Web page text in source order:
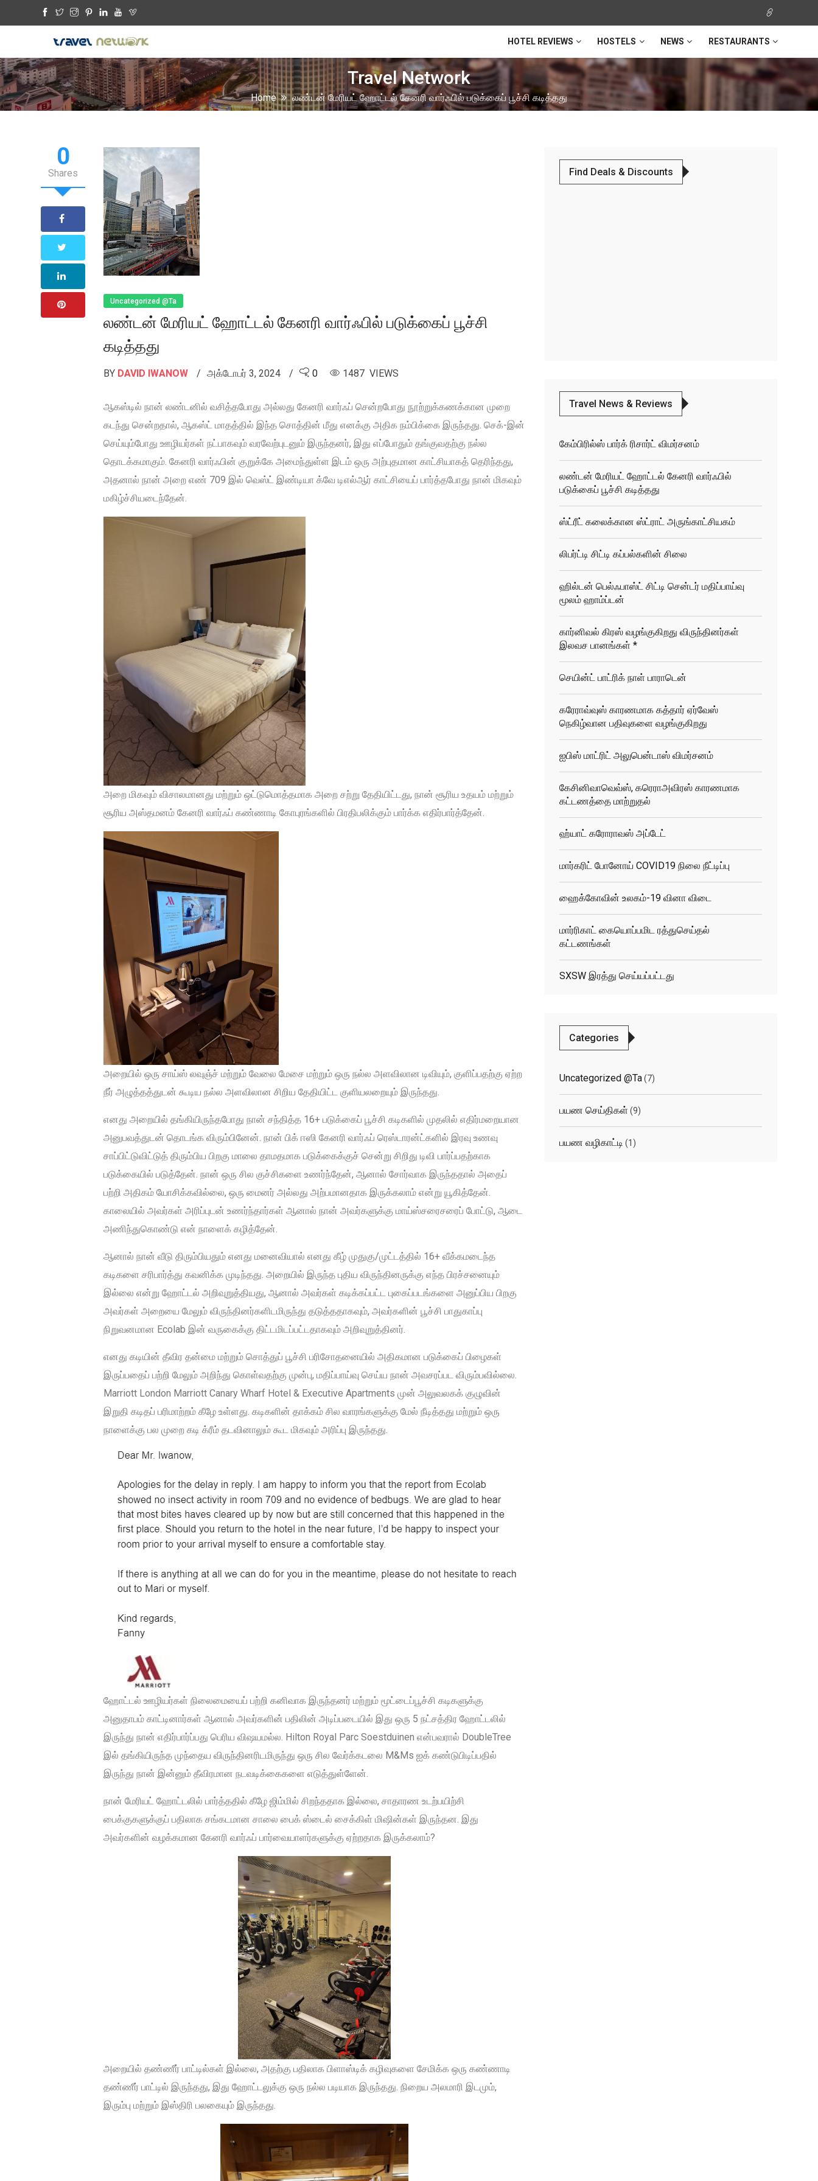
HOTEL REVIEWS HOSTELS NEWS RESTAURANTS
Travel Network
Home லண்டன் மேரியட் ஹோட்டல் கேனரி வார்ஃபில் படுக்கைப் பூச்சி கடித்தது
0
Shares
Uncategorized @ta
லண்டன் மேரியட் ஹோட்டல் கேனரி வார்ஃபில் படுக்கைப் பூச்சி
கடித்தது
BY DAVID IWANOW அக்டோபர் 3, 2024 0 1487 VIEWS
ஆகஸ்டில் நான் லண்டனில் வசித்தபோது அல்லது கேனரி வார்ஃப் சென்றபோது நூற்றுக்கணக்கான முறை
கடந்து சென்றதால், ஆகஸ்ட் மாதத்தில் இந்த சொத்தின் மீது எனக்கு அதிக நம்பிக்கை இருந்தது. செக்-இன்
செய்யும்போது ஊழியர்கள் நட்பாகவும் வரவேற்புடனும் இருந்தனர், இது எப்போதும் தங்குவதற்கு நல்ல
தொடக்கமாகும். கேனரி வார்ஃபின் குறுக்கே அமைந்துள்ள இடம் ஒரு அற்புதமான காட்சியாகத் தெரிந்தது,
அதனால் நான் அறை எண் 709 இல் வெஸ்ட் இண்டியா க்வே டிஎல்ஆர் காட்சியைப் பார்த்தபோது நான் மிகவும்
மகிழ்ச்சியடைந்தேன்.
அறை மிகவும் விசாலமானது மற்றும் ஒட்டுமொத்தமாக அறை சற்று தேதியிட்டது, நான் சூரிய உதயம் மற்றும்
சூரிய அஸ்தமனம் கேனரி வார்ஃப் கண்ணாடி கோபுரங்களில் பிரதிபலிக்கும் பார்க்க எதிர்பார்த்தேன்.
அறையில் ஒரு சாய்ஸ் லவுஞ்ச் மற்றும் வேலை மேசை மற்றும் ஒரு நல்ல அளவிலான டிவியும், குளிப்பதற்கு ஏற்ற
நீர் அழுத்தத்துடன் கூடிய நல்ல அளவிலான சிறிய தேதியிட்ட குளியலறையும் இருந்தது.
எனது அறையில் தங்கியிருந்தபோது நான் சந்தித்த 16+ படுக்கைப் பூச்சி கடிகளில் முதலில் எதிர்மறையான
அனுபவத்துடன் தொடங்க விரும்பினேன். நான் பிக் ஈஸி கேனரி வார்ஃப் ரெஸ்டாரன்ட்களில் இரவு உணவு
சாப்பிட்டுவிட்டுத் திரும்பிய பிறகு மாலை தாமதமாக படுக்கைக்குச் சென்று சிறிது டிவி பார்ப்பதற்காக
படுக்கையில் படுத்தேன். நான் ஒரு சில குச்சிகளை உணர்ந்தேன், ஆனால் சோர்வாக இருந்ததால் அதைப்
பற்றி அதிகம் யோசிக்கவில்லை, ஒரு மைனர் அல்லது அற்பமானதாக இருக்கலாம் என்று யூகித்தேன்.
காலையில் அவர்கள் அரிப்புடன் உணர்ந்தார்கள் ஆனால் நான் அவர்களுக்கு மாய்ஸ்சரைசரைப் போட்டு, ஆடை
அணிந்துகொண்டு என் நாளைக் கழித்தேன்.
ஆனால் நான் வீடு திரும்பியதும் எனது மனைவியால் எனது கீழ் முதுகு/முட்டத்தில் 16+ வீக்கமடைந்த
கடிகளை சரிபார்த்து கவனிக்க முடிந்தது. அறையில் இருந்த புதிய விருந்தினருக்கு எந்த பிரச்சனையும்
இல்லை என்று ஹோட்டல் அறிவுறுத்தியது, ஆனால் அவர்கள் கடிக்கப்பட்ட புகைப்படங்களை அனுப்பிய பிறகு
அவர்கள் அறையை மேலும் விருந்தினர்களிடமிருந்து தடுத்ததாகவும், அவர்களின் பூச்சி பாதுகாப்பு
நிறுவனமான Ecolab இன் வருகைக்கு திட்டமிடப்பட்டதாகவும் அறிவுறுத்தினர்.
எனது கடியின் தீவிர தன்மை மற்றும் சொத்துப் பூச்சி பரிசோதனையில் அதிகமான படுக்கைப் பிழைகள்
இருப்பதைப் பற்றி மேலும் அறிந்து கொள்வதற்கு முன்பு, மதிப்பாய்வு செய்ய நான் அவசரப்பட விரும்பவில்லை.
Marriott London Marriott Canary Wharf Hotel & Executive Apartments முன் அலுவலகக் குழுவின்
இறுதி கடிதப் பரிமாற்றம் கீழே உள்ளது. கடிகளின் தாக்கம் சில வாரங்களுக்கு மேல் நீடித்தது மற்றும் ஒரு
நாளைக்கு பல முறை கடி க்ரீம் தடவினாலும் கூட மிகவும் அரிப்பு இருந்தது.
ஹோட்டல் ஊழியர்கள் நிலைமையைப் பற்றி கனிவாக இருந்தனர் மற்றும் மூட்டைப்பூச்சி கடிகளுக்கு
அனுதாபம் காட்டினார்கள் ஆனால் அவர்களின் பதிலின் அடிப்படையில் இது ஒரு 5 நட்சத்திர ஹோட்டலில்
இருந்து நான் எதிர்பார்ப்பது பெரிய விஷயமல்ல. Hilton Royal Parc Soestduinen என்பவரால் DoubleTree
இல் தங்கியிருந்த முந்தைய விருந்தினரிடமிருந்து ஒரு சில வேர்க்கடலை M&Ms ஐக் கண்டுபிடிப்பதில்
இருந்து நான் இன்னும் தீவிரமான நடவடிக்கைகளை எடுத்துள்ளேன்.
நான் மேரியட் ஹோட்டலில் பார்த்ததில் கீழே ஜிம்மில் சிறந்ததாக இல்லை, சாதாரண உடற்பயிற்சி
பைக்குகளுக்குப் பதிலாக சங்கடமான சாலை பைக் ஸ்டைல் ​​சைக்கிள் மிஷின்கள் இருந்தன. இது
அவர்களின் வழக்கமான கேனரி வார்ஃப் பார்வையாளர்களுக்கு ஏற்றதாக இருக்கலாம்?
அறையில் தண்ணீர் பாட்டில்கள் இல்லை, அதற்கு பதிலாக பிளாஸ்டிக் கழிவுகளை சேமிக்க ஒரு கண்ணாடி
தண்ணீர் பாட்டில் இருந்தது, இது ஹோட்டலுக்கு ஒரு நல்ல படியாக இருந்தது. நிறைய அலமாரி இடமும்,
இரும்பு மற்றும் இஸ்திரி பலகையும் இருந்தது.
Find Deals & Discounts
Travel News & Reviews
கேம்பிரில்ஸ் பார்க் ரிசார்ட் விமர்சனம்
லண்டன் மேரியட் ஹோட்டல் கேனரி வார்ஃபில்
படுக்கைப் பூச்சி கடித்தது
ஸ்ட்ரீட் கலைக்கான ஸ்ட்ராட் அருங்காட்சியகம்
லிபர்ட்டி சிட்டி கப்பல்களின் சிலை
ஹில்டன் பெல்ஃபாஸ்ட் சிட்டி சென்டர் மதிப்பாய்வு
மூலம் ஹாம்ப்டன்
கார்னிவல் கிரஸ் வழங்குகிறது விருந்தினர்கள்
இலவச பானங்கள் *
செயின்ட் பாட்ரிக் நாள் பாராடென்
கரேராவ்வுஸ் காரணமாக கத்தார் ஏர்வேஸ்
நெகிழ்வான பதிவுகளை வழங்குகிறது
ஐபிஸ் மாட்ரிட் அலுபென்டாஸ் விமர்சனம்
கேசினிவாவெவ்ஸ், கரெராஅவிரஸ் காரணமாக
கட்டணத்தை மாற்றுதல்
ஹ்யாட் கரோராவஸ் அப்டேட்
மார்கரிட் போனோய் COVID19 நிலை நீட்டிப்பு
ஹைக்கோவின் உலகம்-19 வினா விடை
மார்ரிகாட் கையொப்பமிட ரத்துசெய்தல்
கட்டணங்கள்
SXSW இரத்து செய்யப்பட்டது
Categories
Uncategorized @ta(7)
பயண செய்திகள் (9)
பயண வழிகாட்டி (1)